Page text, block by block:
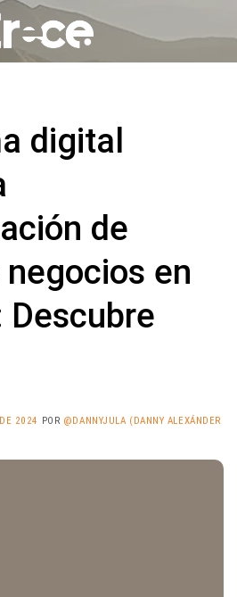
digital
de
en
Descubre
2024 POR @DANNYJULA (DANNY ALEXÁNDER